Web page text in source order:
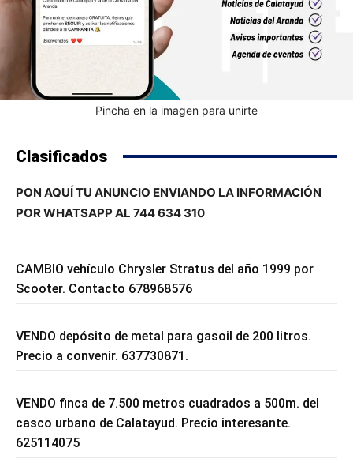
Pincha en la imagen para unirte
Clasificados
PON AQUÍ TU ANUNCIO ENVIANDO LA INFORMACIÓN
POR WHATSAPP AL 744 634 310
CAMBIO vehículo Chrysler Stratus del año 1999 por
Scooter. Contacto 678968576
VENDO depósito de metal para gasoil de 200 litros.
Precio a convenir. 637730871.
VENDO finca de 7.500 metros cuadrados a 500m. del
casco urbano de Calatayud. Precio interesante.
625114075